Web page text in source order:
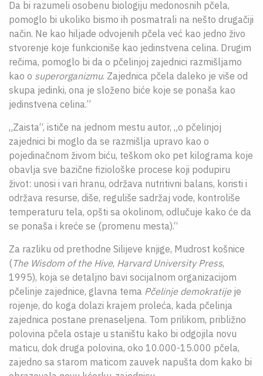
Da bi razumeli osobenu biologiju medonosnih pčela,
pomoglo bi ukoliko bismo ih posmatrali na nešto drugačiji
način. Ne kao hiljade odvojenih pčela već kao jedno živo
stvorenje koje funkcioniše kao jedinstvena celina. Drugim
rečima, pomoglo bi da o pčelinjoj zajednici razmišljamo
kao o superorganizmu. Zajednica pčela daleko je više od
skupa jedinki, ona je složeno biće koje se ponaša kao
jedinstvena celina.”
„Zaista“, ističe na jednom mestu autor, „o pčelinjoj
zajednici bi moglo da se razmišlja upravo kao o
pojedinačnom živom biću, teškom oko pet kilograma koje
obavlja sve bazične fiziološke procese koji podupiru
život: unosi i vari hranu, održava nutritivni balans, koristi i
održava resurse, diše, reguliše sadržaj vode, kontroliše
temperaturu tela, opšti sa okolinom, odlučuje kako će da
se ponaša i kreće se (promenu mesta).“
Za razliku od prethodne Silijeve knjige, Mudrost košnice
(The Wisdom of the Hive, Harvard University Press,
1995), koja se detaljno bavi socijalnom organizacijom
pčelinje zajednice, glavna tema Pčelinje demokratijeje
rojenje, do koga dolazi krajem proleća, kada pčelinja
zajednica postane prenaseljena. Tom prilikom, približno
polovina pčela ostaje u staništu kako bi odgojila novu
maticu, dok druga polovina, oko 10.000-15.000 pčela,
zajedno sa starom maticom zauvek napušta dom kako bi